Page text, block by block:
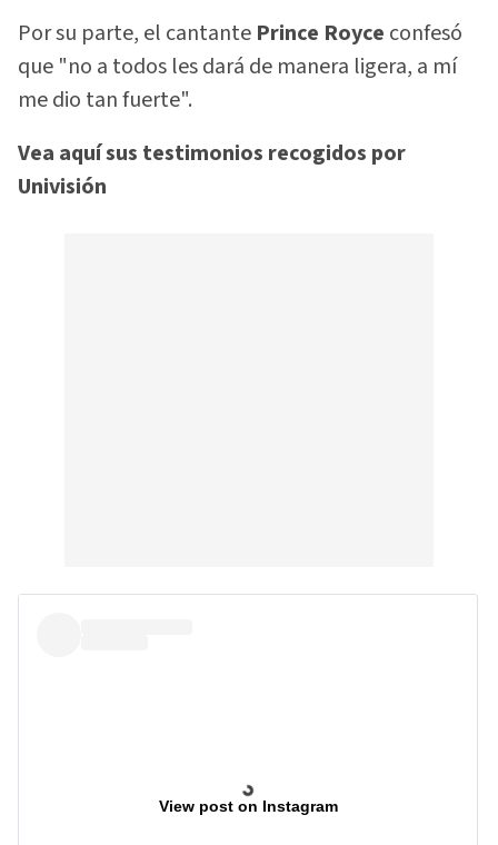
Por su parte, el cantante Prince Royce confesó
que "no a todos les dará de manera ligera, a mí
me dio tan fuerte".
Vea aquí sus testimonios recogidos por
Univisión
View post on Instagram